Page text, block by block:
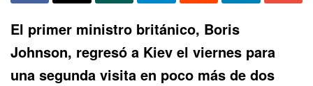
El primer ministro británico, Boris
Johnson, regresó a Kiev el viernes para
una segunda visita en poco más de dos